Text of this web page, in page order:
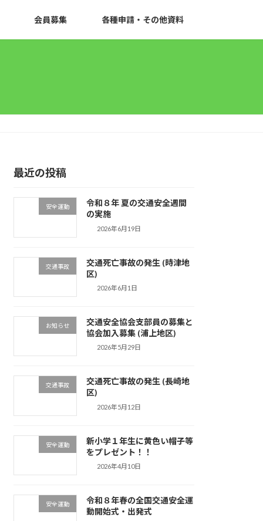
会員募集 各種申請・その他資料
最近の投稿
安全運動
令和８年 夏の交通安全週間
の実施
2026年6月19日
交通事故
交通死亡事故の発生 (時津地
区)
2026年6月1日
お知らせ
交通安全協会支部員の募集と
協会加入募集 (浦上地区)
2026年5月29日
交通事故
交通死亡事故の発生 (長崎地
区)
2026年5月12日
安全運動
新小学１年生に黄色い帽子等
をプレゼント！！
2026年4月10日
安全運動
令和８年春の全国交通安全運
動開始式・出発式